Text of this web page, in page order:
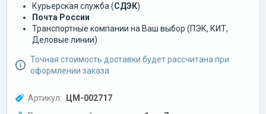
Курьерская служба (СДЭК)
Почта России
Транспортные компании на Ваш выбор (ПЭК, КИТ,
Деловые линии)
Точная стоимость доставки будет рассчитана при
оформлении заказа
Артикул: ЦМ-002717